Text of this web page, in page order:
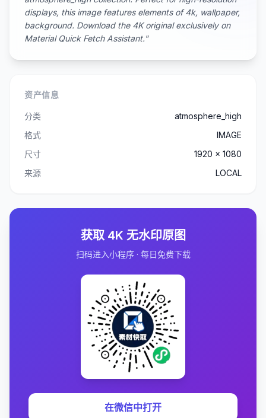
displays, this image features elements of 4k, wallpaper,
background. Download the 4K original exclusively on
Material Quick Fetch Assistant."
资产信息
分类
atmosphere_high
格式
IMAGE
尺寸
1920 x 1080
来源
LOCAL
获取 4K 无水印原图
扫码进入小程序 · 每日免费下载
在微信中打开